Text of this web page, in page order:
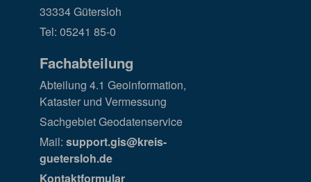
33334 Gütersloh
Tel: 05241 85-0
Fachabteilung
Abteilung 4.1 Geoinformation,
Kataster und Vermessung
Sachgebiet Geodatenservice
Mail: support.gis@kreis-
guetersloh.de
Kontaktformular